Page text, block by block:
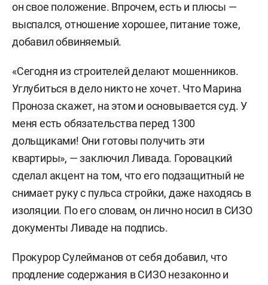
он свое положение. Впрочем, есть и плюсы —
выспался, отношение хорошее, питание тоже,
добавил обвиняемый.
«Сегодня из строителей делают мошенников.
Углубиться в дело никто не хочет. Что Марина
Проноза скажет, на этом и основывается суд. У
меня есть обязательства перед 1300
дольщиками! Они готовы получить эти
квартиры», — заключил Ливада. Горовацкий
сделал акцент на том, что его подзащитный не
снимает руку с пульса стройки, даже находясь в
изоляции. По его словам, он лично носил в СИЗО
документы Ливаде на подпись.
Прокурор Сулейманов от себя добавил, что
продление содержания в СИЗО незаконно и